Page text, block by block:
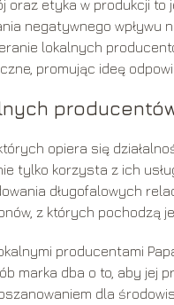
oraz etyka w produkcji to
negatywnego
lokalnych
promując ideę
opiera się
nie tylko korzysta z ich
długofalowych
z których pochodzą
producentami
marka dba o to, aby jej
dla